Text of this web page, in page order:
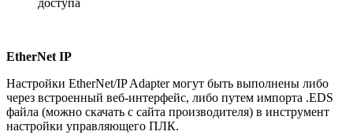
EtherNet IP
Настройки EtherNet/IP Adapter могут быть выполнены либо
через встроенный веб-интерфейс, либо путем импорта .EDS
файла (можно скачать с сайта производителя) в инструмент
настройки управляющего ПЛК.